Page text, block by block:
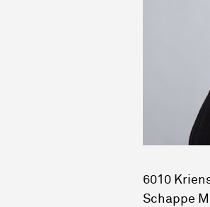
6010
Schappe